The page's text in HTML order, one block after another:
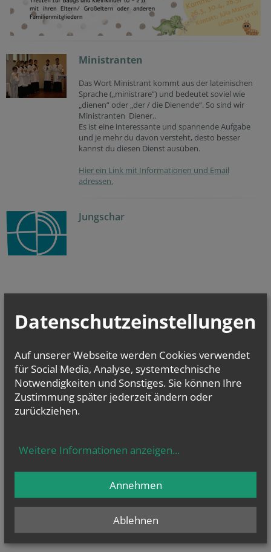
Ministranten
Das Wort Ministrant kommt aus der lateinischen
Sprache („ministrare“) und bedeutet soviel wie
„dienen“ oder „der / die Dienende“. So sind wir
Ministranten Diener..
Es ist eine interessante und spannende Aufgabe
und je mehr du davon versteht, desto besser
kannst du diesen Dienst ausüben.
Hier ein Link mit Informationen und Email
adressen.
Jungschar
In diesen dürftigen Zeiten danken wir für jede Spende!
Empfängerin: roemisch-katholisch Pfarre Hl. Maria Magdalena an der
Bitte unter Verwendungszweck „Bruckhaufen“ eintragen.
Datenschutzeinstellungen
Auf unserer Webseite werden Cookies verwendet
für Social Media, Analyse, systemtechnische
Notwendigkeiten und Sonstiges. Sie können Ihre
Zustimmung später jederzeit ändern oder
zurückziehen.
Weitere Informationen anzeigen...
Ablehnen
Annehmen